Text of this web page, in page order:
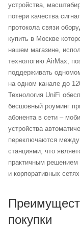
устройства,
потери качества
протокола связи
купить в Москве
нашем магазине,
технологию AirMax,
поддерживать
на одном канале до
Технология UniFi
бесшовный роуминг
абонента в сети –
устройства
переключаются
станциями, что
практичным решением
и корпоративных сетях.
покупки